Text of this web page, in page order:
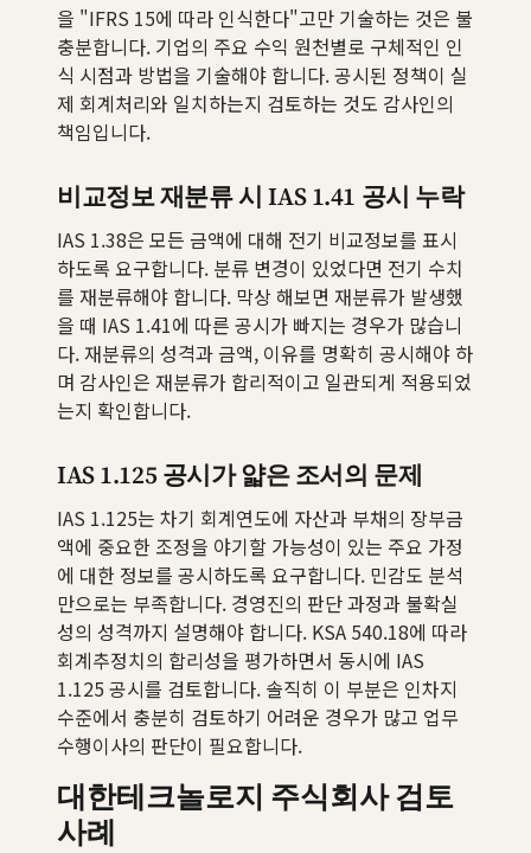
을 "IFRS 15에 따라 인식한다"고만 기술하는 것은 불
충분합니다. 기업의 주요 수익 원천별로 구체적인 인
식 시점과 방법을 기술해야 합니다. 공시된 정책이 실
제 회계처리와 일치하는지 검토하는 것도 감사인의
책임입니다.
비교정보 재분류 시 IAS 1.41 공시 누락
IAS 1.38은 모든 금액에 대해 전기 비교정보를 표시
하도록 요구합니다. 분류 변경이 있었다면 전기 수치
를 재분류해야 합니다. 막상 해보면 재분류가 발생했
을 때 IAS 1.41에 따른 공시가 빠지는 경우가 많습니
다. 재분류의 성격과 금액, 이유를 명확히 공시해야 하
며 감사인은 재분류가 합리적이고 일관되게 적용되었
는지 확인합니다.
IAS 1.125 공시가 얇은 조서의 문제
IAS 1.125는 차기 회계연도에 자산과 부채의 장부금
액에 중요한 조정을 야기할 가능성이 있는 주요 가정
에 대한 정보를 공시하도록 요구합니다. 민감도 분석
만으로는 부족합니다. 경영진의 판단 과정과 불확실
성의 성격까지 설명해야 합니다. KSA 540.18에 따라
회계추정치의 합리성을 평가하면서 동시에 IAS
1.125 공시를 검토합니다. 솔직히 이 부분은 인차지
수준에서 충분히 검토하기 어려운 경우가 많고 업무
수행이사의 판단이 필요합니다.
대한테크놀로지 주식회사 검토
사례